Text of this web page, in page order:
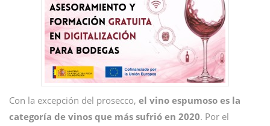
Con la excepción del prosecco, el vino espumoso es la
categoría de vinos que más sufrió en 2020. Por el